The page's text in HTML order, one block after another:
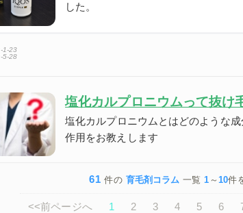
した。
1-23
5-28
塩化カルプロニウムって抜け
塩化カルプロニウムとはどのような
作用をお教えします
61 件の育毛剤コラム 一覧1 ～10件
<<前ページへ 1 2 3 4 5 6